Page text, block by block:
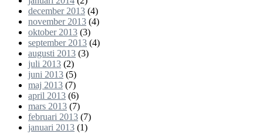
december 2013 (4)
november 2013 (4)
oktober 2013 (3)
september 2013 (4)
augusti 2013 (3)
juli 2013 (2)
juni 2013 (5)
maj 2013 (7)
april 2013 (6)
mars 2013 (7)
februari 2013 (7)
januari 2013 (1)